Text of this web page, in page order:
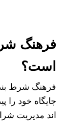
فرهنگ
است؟
فرهنگ شرط
جایگاه خود را
اند مدیریت